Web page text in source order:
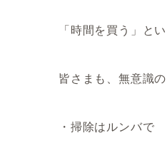
「時間を買う」と
皆さまも、無意識
・掃除はルンバで